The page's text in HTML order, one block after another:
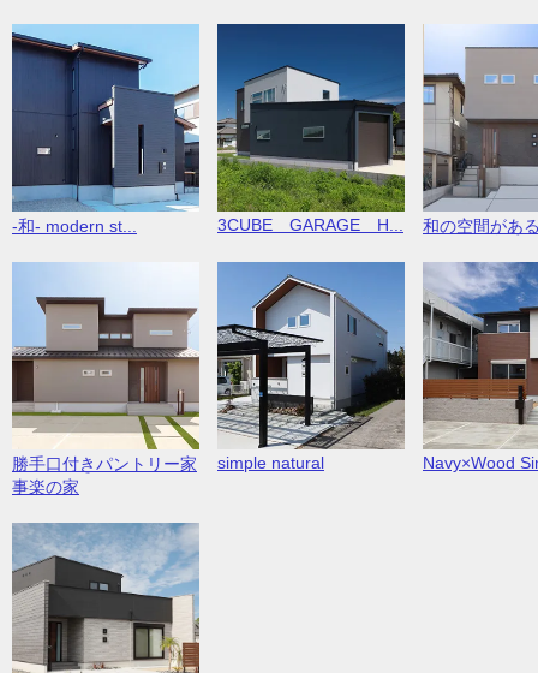
-和- modern st... 3CUBE GARAGE H... 和の空間があ
勝手口付きパントリー家
事楽の家
simple natural Navy×Wood